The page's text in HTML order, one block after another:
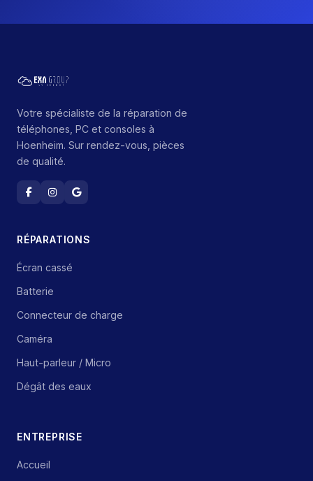
Votre spécialiste de la réparation de
téléphones, PC et consoles à
Hoenheim. Sur rendez-vous, pièces
de qualité.
RÉPARATIONS
Écran cassé
Batterie
Connecteur de charge
Caméra
Haut-parleur / Micro
Dégât des eaux
ENTREPRISE
Accueil